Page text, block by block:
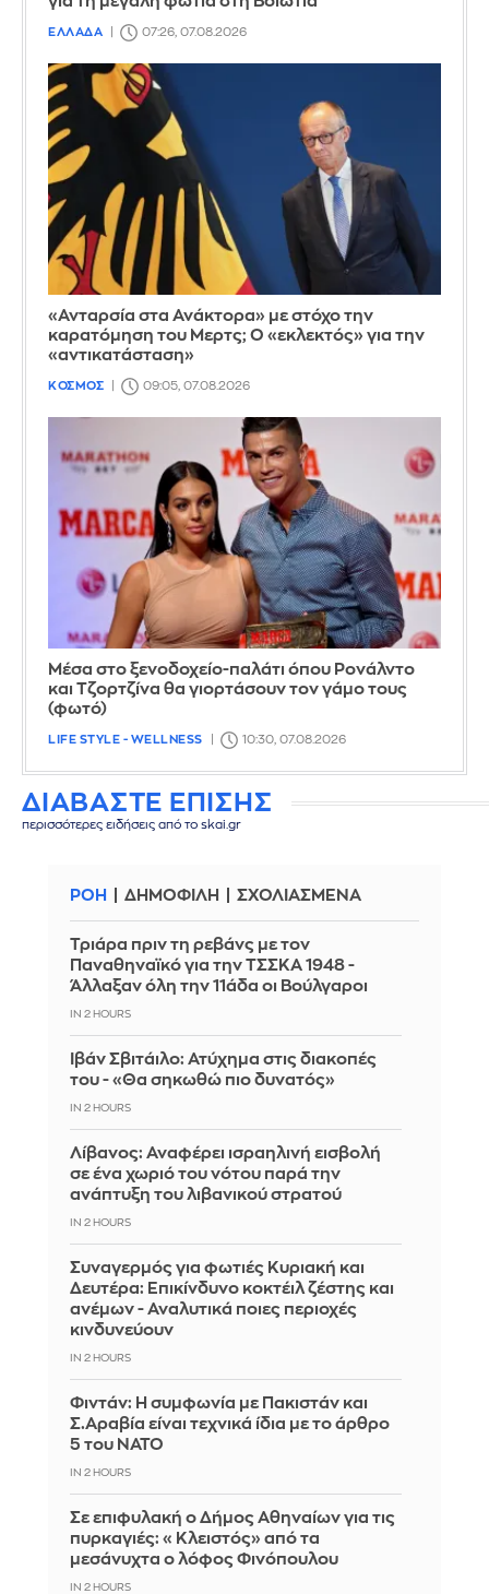
ΕΛΛΑΔΑ 07:26, 07.08.2026
«Ανταρσία στα Ανάκτορα» με στόχο την
καρατόμηση του Μερτς; Ο «εκλεκτός» για την
«αντικατάσταση»
ΚΟΣΜΟΣ 09:05, 07.08.2026
Μέσα στο ξενοδοχείο-παλάτι όπου Ρονάλντο
και Τζορτζίνα θα γιορτάσουν τον γάμο τους
(φωτό)
LIFE STYLE - WELLNESS 10:30, 07.08.2026
ΔΙΑΒΑΣΤΕ ΕΠΙΣΗΣ
περισσότερες ειδήσεις από το skai.gr
ΡΟΗ ΔΗΜΟΦΙΛΗ ΣΧΟΛΙΑΣΜΕΝΑ
Τριάρα πριν τη ρεβάνς με τον
Παναθηναϊκό για την ΤΣΣΚΑ 1948 -
Άλλαξαν όλη την 11άδα οι Βούλγαροι
IN 2 HOURS
Ιβάν Σβιτάιλο: Ατύχημα στις διακοπές
του - «Θα σηκωθώ πιο δυνατός»
IN 2 HOURS
Λίβανος: Αναφέρει ισραηλινή εισβολή
σε ένα χωριό του νότου παρά την
ανάπτυξη του λιβανικού στρατού
IN 2 HOURS
Συναγερμός για φωτιές Κυριακή και
Δευτέρα: Επικίνδυνο κοκτέιλ ζέστης και
ανέμων - Αναλυτικά ποιες περιοχές
κινδυνεύουν
IN 2 HOURS
Φιντάν: Η συμφωνία με Πακιστάν και
Σ.Αραβία είναι τεχνικά ίδια με το άρθρο
5 του ΝΑΤΟ
IN 2 HOURS
Σε επιφυλακή ο Δήμος Αθηναίων για τις
πυρκαγιές: «Κλειστός» από τα
μεσάνυχτα ο λόφος Φινόπουλου
IN 2 HOURS